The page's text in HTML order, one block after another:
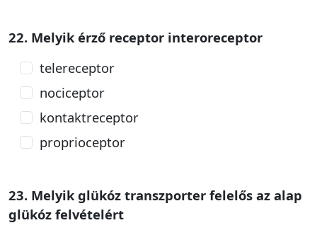
22. Melyik érző receptor interoreceptor
telereceptor
nociceptor
kontaktreceptor
proprioceptor
23. Melyik glükóz transzporter felelős az alap
glükóz felvételért